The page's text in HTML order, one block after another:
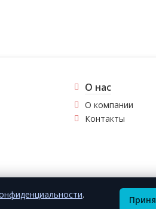
О нас
О компании
Контакты
.